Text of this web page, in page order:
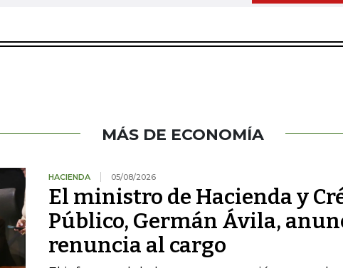
MÁS DE ECONOMÍA
HACIENDA 05/08/2026
El ministro de Hacienda y
Público, Germán Ávila,
renuncia al cargo